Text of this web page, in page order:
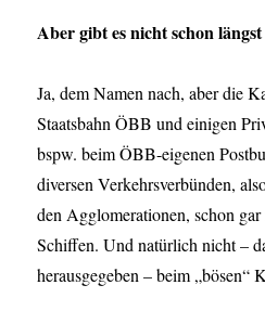
Aber gibt es nicht schon
Ja, dem Namen nach, aber die
Staatsbahn ÖBB und einigen
bspw. beim ÖBB-eigenen
diversen Verkehrsverbünden,
den Agglomerationen, schon
Schiffen. Und natürlich nicht –
herausgegeben – beim „bösen“